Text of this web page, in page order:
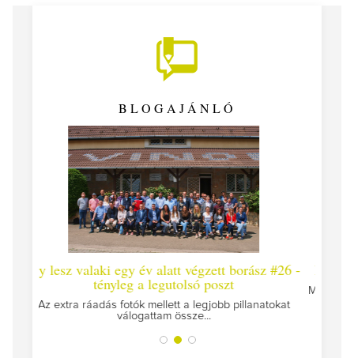
BLOGAJÁNLÓ
végzett borász #26 -
poszt
a legjobb pillanatokat
Így lesz valaki egy év alatt
Megírtuk a modulzáró vizsgákat, már
az utolsó...